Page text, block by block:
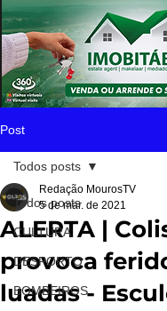
Post
Todos posts
CULTURA
DESPORTO
BOMBEIROS
Todos posts
ALERTA |
provoca
luadas -
Redação MourosTV
5 de mar. de 2021